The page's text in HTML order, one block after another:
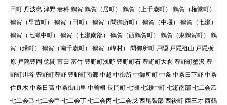
田町 丹波島 津野 妻科 鶴賀 鶴賀（居町） 鶴賀（上千歳町） 鶴賀（権堂町）
鶴賀（早苗町） 鶴賀（田町） 鶴賀（問御所町） 鶴賀（中堰） 鶴賀（七瀬）
鶴賀（七瀬中町） 鶴賀（七瀬南部） 鶴賀（西鶴賀町） 鶴賀（東鶴賀町） 鶴
賀（緑町） 鶴賀（南千歳町） 鶴賀（峰村） 問御所町 戸隠 戸隠祖山 戸隠栃
原 戸隠豊岡 徳間 富田 富竹 豊野町浅野 豊野町石 豊野町大倉 豊野町蟹沢 豊
野町川谷 豊野町豊野 豊野町南郷 中越 中御所 中御所町 中条 中条日下野 中条
住良木 中条日高 中条御山里 中曽根 長門町 七瀬 七瀬中町 七瀬南部 七二会乙
七二会己 七二会甲 七二会丁 七二会丙 七二会戊 西尾張部 西後町 西三才 西鶴